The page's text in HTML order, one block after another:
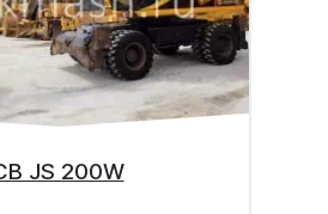
JS 200W